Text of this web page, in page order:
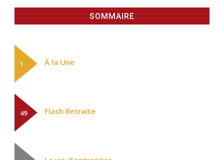
SOMMAIRE
À la Une
1
Flash Retraite
49